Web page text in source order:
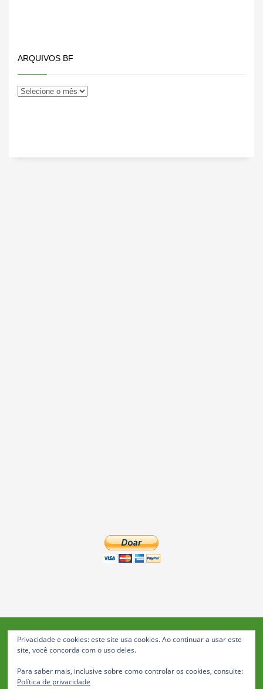
ARQUIVOS BF
Blog da Feira: Jornal de Notícias de Feira de Santana
Todos os direitos reservados
Privacidade e cookies: este site usa cookies. Ao continuar a usar este
site, você concorda com o uso deles.
Para saber mais, inclusive sobre como controlar os cookies, consulte:
Política de privacidade